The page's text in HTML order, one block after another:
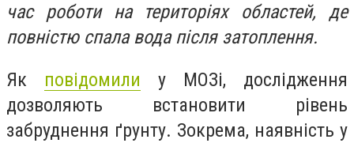
час роботи на територіях областей, де
повністю спала вода після затоплення.
Як повідомили у МОЗі, дослідження
дозволяють встановити рівень
забруднення ґрунту. Зокрема, наявність у